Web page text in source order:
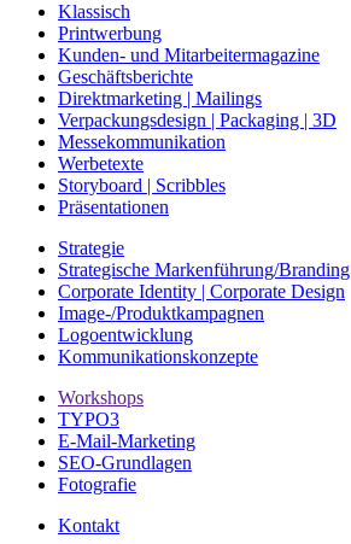
Klassisch
Printwerbung
Kunden- und Mitarbeitermagazine
Geschäftsberichte
Direktmarketing | Mailings
Verpackungsdesign | Packaging | 3D
Messekommunikation
Werbetexte
Storyboard | Scribbles
Präsentationen
Strategie
Strategische Markenführung/Branding
Corporate Identity | Corporate Design
Image-/Produktkampagnen
Logoentwicklung
Kommunikationskonzepte
Workshops
TYPO3
E-Mail-Marketing
SEO-Grundlagen
Fotografie
Kontakt